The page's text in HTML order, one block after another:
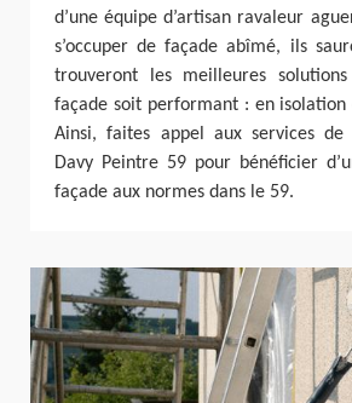
d’une équipe d’artisan ravaleur
s’occuper de façade abîmé, ils
trouveront les meilleures
façade soit performant : en isolation
Ainsi, faites appel aux services
Davy Peintre 59 pour bénéficier
façade aux normes dans le 59.